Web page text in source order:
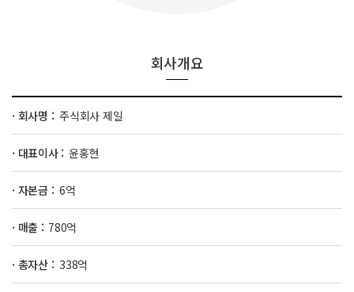
회사개요
· 회사명 : 주식회사 제일
· 대표이사 : 윤홍현
· 자본금 : 6억
· 매출 : 780억
· 총자산 : 338억